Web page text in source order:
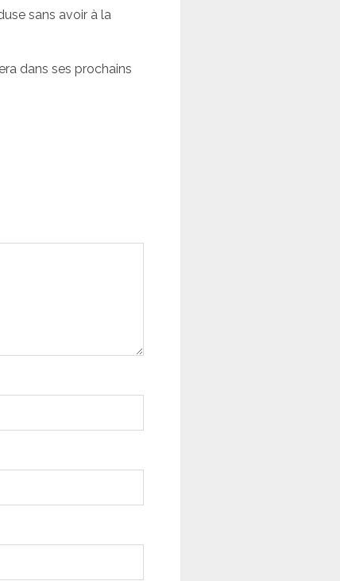
sans avoir à la
dans ses prochains